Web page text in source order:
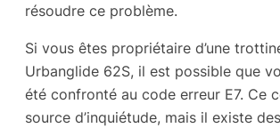
résoudre ce problème.
Si vous êtes propriétaire d’une
Urbanglide 62S, il est possible que
été confronté au code erreur E7. Ce
source d’inquiétude, mais il existe